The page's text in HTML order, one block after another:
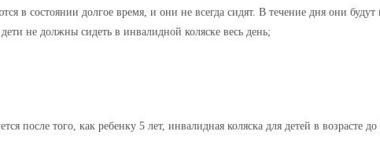
в состоянии долгое время, и они не всегда сидят. В течение дня они
не должны сидеть в инвалидной коляске весь день;
после того, как ребенку 5 лет, инвалидная коляска для детей в